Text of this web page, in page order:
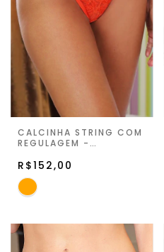
CALCINHA STRING COM
REGULAGEM -
LIGÚRIA
R$152,00